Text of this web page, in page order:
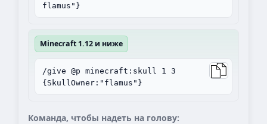
flamus"}
Minecraft 1.12 и ниже
/give @p minecraft:skull 1 3
{SkullOwner:"flamus"}
Команда, чтобы надеть на голову: